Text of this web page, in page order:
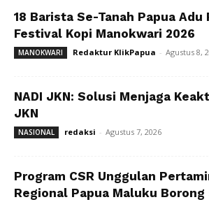
18 Barista Se-Tanah Papua Adu
Festival Kopi Manokwari 2026
MANOKWARI Redaktur KlikPapua - Agustus 8,
NADI JKN: Solusi Menjaga
JKN
NASIONAL redaksi - Agustus 7, 2026
Program CSR Unggulan
Regional Papua Maluku Borong